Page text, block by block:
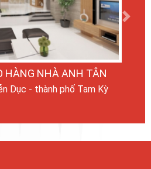
HÀNG NHÀ ANH TÂN
Dục - thành phố Tam Kỳ
Next